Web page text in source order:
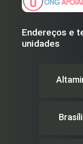
Endereços e
unidades